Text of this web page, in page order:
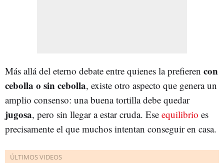
Más allá del eterno debate entre quienes la prefieren con
cebolla o sin cebolla, existe otro aspecto que genera un
amplio consenso: una buena tortilla debe quedar
jugosa, pero sin llegar a estar cruda. Ese equilibrio es
precisamente el que muchos intentan conseguir en casa.